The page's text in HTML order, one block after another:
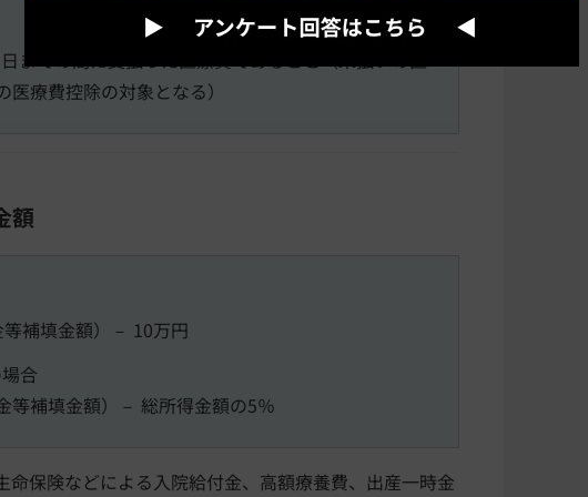
までの間に支払った医療費であること（未払いの医
療費控除の対象となる）
額
等補填金額）－ 10万円
合
等補填金額）－ 総所得金額の5％
命保険などによる入院給付金、高額療養費、出産一時金